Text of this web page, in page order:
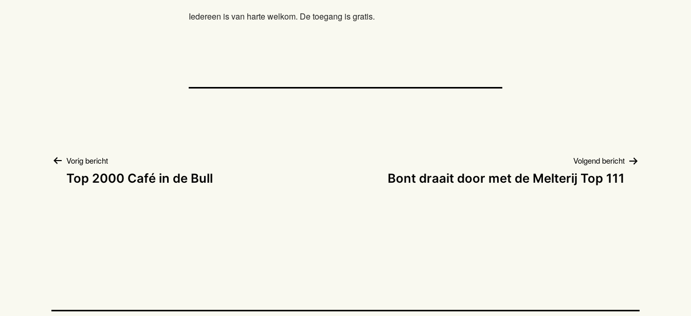
Iedereen is van harte welkom. De toegang is gratis.
Bericht
Vorig bericht
Top 2000 Café in de Bull
Volgend bericht
Bont draait door met de Melterij Top 111